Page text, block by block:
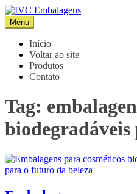
Pular
para
o
conteúdo
IVC Embalagens
Blog IVC
Menu
Início
Voltar ao site
Produtos
Contato
Tag: